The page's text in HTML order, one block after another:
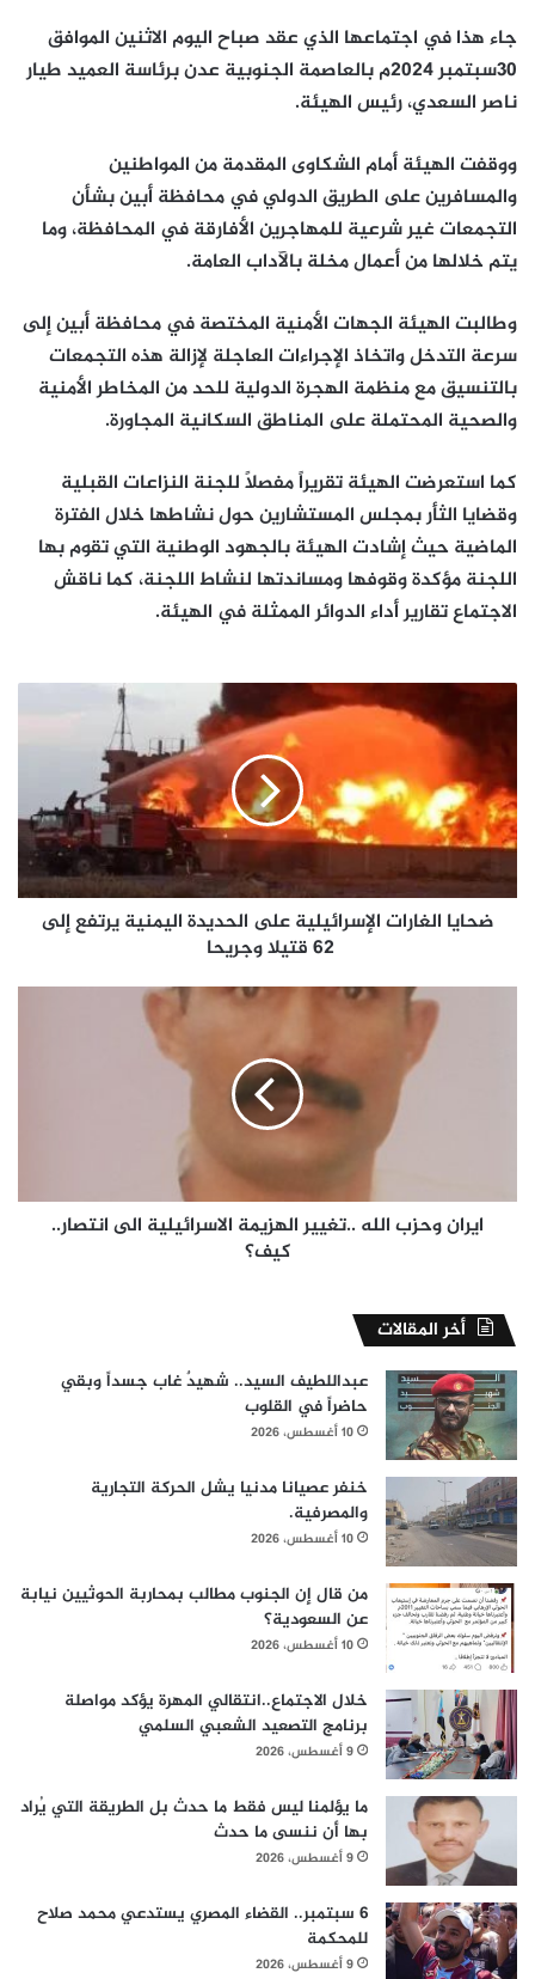
جاء هذا في اجتماعها الذي عقد صباح اليوم الاثنين الموافق
30سبتمبر 2024م بالعاصمة الجنوبية عدن برئاسة العميد طيار
ناصر السعدي، رئيس الهيئة.
ووقفت الهيئة أمام الشكاوى المقدمة من المواطنين
والمسافرين على الطريق الدولي في محافظة أبين بشأن
التجمعات غير شرعية للمهاجرين الأفارقة في المحافظة، وما
يتم خلالها من أعمال مخلة بالآداب العامة.
وطالبت الهيئة الجهات الأمنية المختصة في محافظة أبين إلى
سرعة التدخل واتخاذ الإجراءات العاجلة لإزالة هذه التجمعات
بالتنسيق مع منظمة الهجرة الدولية للحد من المخاطر الأمنية
والصحية المحتملة على المناطق السكانية المجاورة.
كما استعرضت الهيئة تقريراً مفصلاً للجنة النزاعات القبلية
وقضايا الثأر بمجلس المستشارين حول نشاطها خلال الفترة
الماضية حيث إشادت الهيئة بالجهود الوطنية التي تقوم بها
اللجنة مؤكدة وقوفها ومساندتها لنشاط اللجنة، كما ناقش
الاجتماع تقارير أداء الدوائر الممثلة في الهيئة.
ضحايا
الإسرائيلية
الحديدة
اليمنية
يرتفع
62
قتيلاضحايا الغارات الإسرائيلية على الحديدة اليمنية يرتفع إلى
62 قتيلا وجريحا
كيف؟
ايران وحزب الله ..تغيير الهزيمة الاسرائيلية الى انتصار..
كيف؟
أخر المقالات
عبداللطيف السيد.. شهيدٌ غاب جسداً وبقي
حاضراً في القلوب
10 أغسطس، 2026
خنفر عصيانا مدنيا يشل الحركة التجارية
والمصرفية.
10 أغسطس، 2026
من قال إن الجنوب مطالب بمحاربة الحوثيين نيابة
عن السعودية؟
10 أغسطس، 2026
خلال الاجتماع..انتقالي المهرة يؤكد مواصلة
برنامج التصعيد الشعبي السلمي
9 أغسطس، 2026
ما يؤلمنا ليس فقط ما حدث بل الطريقة التي يُراد
بها أن ننسى ما حدث
9 أغسطس، 2026
6 سبتمبر.. القضاء المصري يستدعي محمد صلاح
للمحكمة
9 أغسطس، 2026